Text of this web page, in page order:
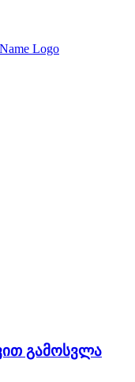
გამოსვლა